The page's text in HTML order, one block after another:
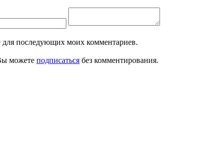
для последующих моих комментариев.
можете подписаться без комментирования.